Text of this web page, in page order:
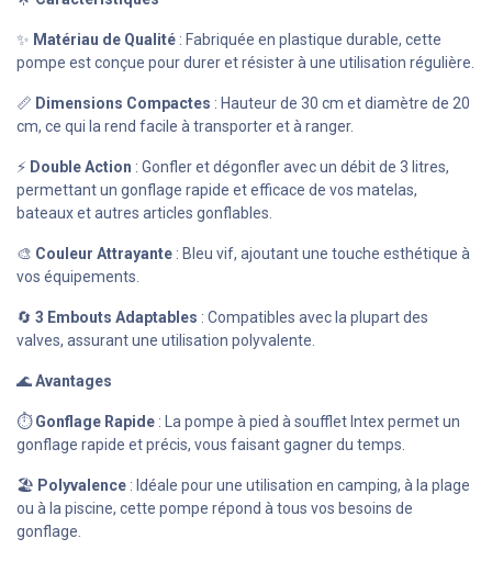
✨ Matériau de Qualité : Fabriquée en plastique durable, cette
pompe est conçue pour durer et résister à une utilisation régulière.
📏 Dimensions Compactes : Hauteur de 30 cm et diamètre de 20
cm, ce qui la rend facile à transporter et à ranger.
⚡ Double Action : Gonfler et dégonfler avec un débit de 3 litres,
permettant un gonflage rapide et efficace de vos matelas,
bateaux et autres articles gonflables.
🎨 Couleur Attrayante : Bleu vif, ajoutant une touche esthétique à
vos équipements.
🔄 3 Embouts Adaptables : Compatibles avec la plupart des
valves, assurant une utilisation polyvalente.
🌊Avantages
⏱️Gonflage Rapide : La pompe à pied à soufflet Intex permet un
gonflage rapide et précis, vous faisant gagner du temps.
🏖️ Polyvalence : Idéale pour une utilisation en camping, à la plage
ou à la piscine, cette pompe répond à tous vos besoins de
gonflage.